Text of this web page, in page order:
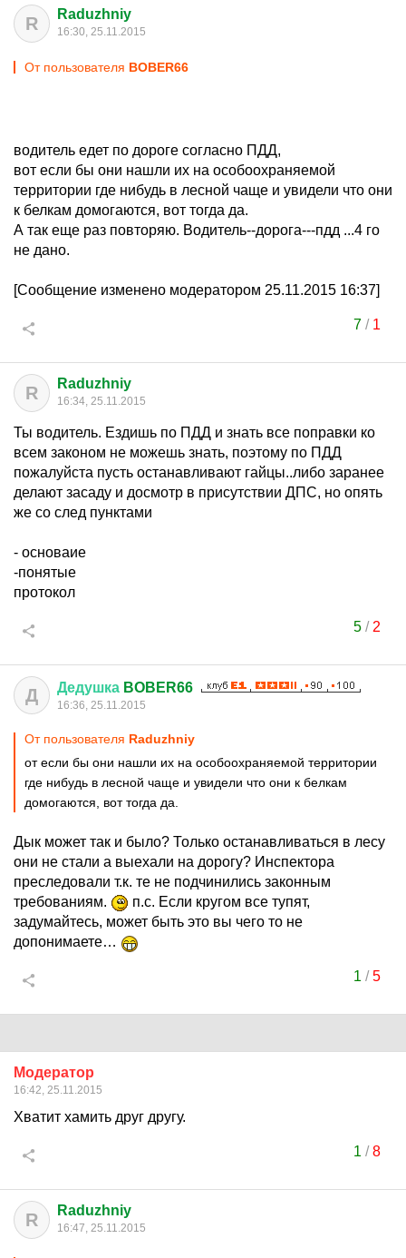
R Raduzhniy
16:30, 25.11.2015
От пользователя BOBER66
водитель едет по дороге согласно ПДД,
вот если бы они нашли их на особоохраняемой
территории где нибудь в лесной чаще и увидели что они
к белкам домогаются, вот тогда да.
А так еще раз повторяю. Водитель--дорога---пдд ...4 го
не дано.
[Сообщение изменено модератором 25.11.2015 16:37]
7/ 1
R Raduzhniy
16:34, 25.11.2015
Ты водитель. Ездишь по ПДД и знать все поправки ко
всем законом не можешь знать, поэтому по ПДД
пожалуйста пусть останавливают гайцы..либо заранее
делают засаду и досмотр в присутствии ДПС, но опять
же со след пунктами
- основаие
-понятые
протокол
5/ 2
Д Дедушка BOBER66
16:36, 25.11.2015
От пользователя Raduzhniy
от если бы они нашли их на особоохраняемой территории
где нибудь в лесной чаще и увидели что они к белкам
домогаются, вот тогда да.
Дык может так и было? Только останавливаться в лесу
они не стали а выехали на дорогу? Инспектора
преследовали т.к. те не подчинились законным
требованиям.
п.с. Если кругом все тупят,
задумайтесь, может быть это вы чего то не
допонимаете…
1 /5
Модератор
16:42, 25.11.2015
Хватит хамить друг другу.
1 /8
R Raduzhniy
16:47, 25.11.2015